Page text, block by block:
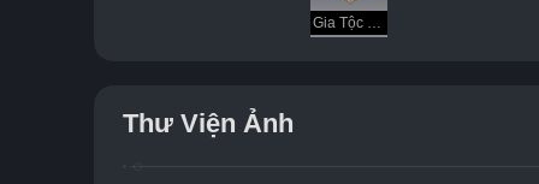
Gia Tộc - Hòa Hợp
Thư Viện Ảnh